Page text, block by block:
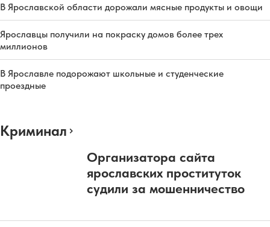
В Ярославской области дорожали мясные продукты и овощи
Ярославцы получили на покраску домов более трех
миллионов
В Ярославле подорожают школьные и студенческие
проездные
Криминал
Организатора сайта
ярославских проституток
судили за мошенничество